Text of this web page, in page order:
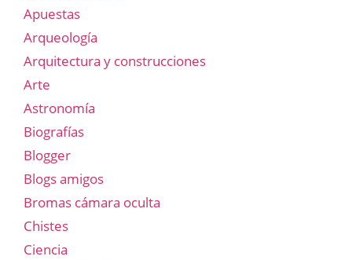
Apuestas
Arqueología
Arquitectura y construcciones
Arte
Astronomía
Biografías
Blogger
Blogs amigos
Bromas cámara oculta
Chistes
Ciencia